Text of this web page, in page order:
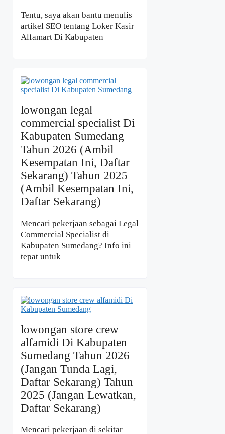
Tentu, saya akan bantu menulis
artikel SEO tentang Loker Kasir
Alfamart Di Kabupaten
lowongan legal
commercial specialist Di
Kabupaten Sumedang
Tahun 2026 (Ambil
Kesempatan Ini, Daftar
Sekarang) Tahun 2025
(Ambil Kesempatan Ini,
Daftar Sekarang)
Mencari pekerjaan sebagai Legal
Commercial Specialist di
Kabupaten Sumedang? Info ini
tepat untuk
lowongan store crew
alfamidi Di Kabupaten
Sumedang Tahun 2026
(Jangan Tunda Lagi,
Daftar Sekarang) Tahun
2025 (Jangan Lewatkan,
Daftar Sekarang)
Mencari pekerjaan di sekitar